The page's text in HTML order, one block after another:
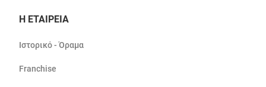
Η ΕΤΑΙΡΕΙΑ
Ιστορικό - Όραμα
Franchise